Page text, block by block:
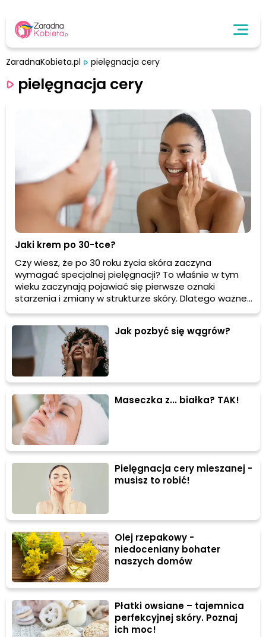
ZaradnaKobieta.pl pielęgnacja cery
pielęgnacja cery
Jaki krem po 30-tce?
Czy wiesz, że po 30 roku życia skóra zaczyna
wymagać specjalnej pielęgnacji? To właśnie w tym
wieku zaczynają pojawiać się pierwsze oznaki
starzenia i zmiany w strukturze skóry. Dlatego ważne
jest, aby wybrać odpowiedni krem, który dostarczy
skórze niezbędnych składników odżywczych i pomoże
zachować jej młody wygląd. W tym artykule dowiesz
się, jaki krem po 30 roku życia będzie najlepszy dla
Twojej skóry.
Jak pozbyć się wągrów?
Maseczka z... białka? TAK!
Pielęgnacja cery mieszanej -
musisz to robić!
Olej rzepakowy -
niedoceniany bohater
naszych domów
Płatki owsiane – tajemnica
perfekcyjnej skóry. Poznaj
ich moc!